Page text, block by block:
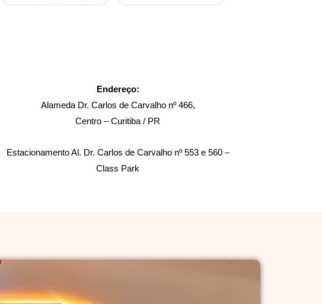
Endereço:
Alameda Dr. Carlos de Carvalho nº 466,
Centro – Curitiba / PR
Estacionamento Al. Dr. Carlos de Carvalho nº 553 e 560 –
Class Park